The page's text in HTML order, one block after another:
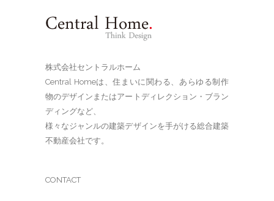
株式会社セントラルホーム
Central Homeは、住まいに関わる、あらゆる制作
物のデザインまたはアートディレクション・ブラン
ディングなど、
様々なジャンルの建築デザインを手がける総合建築
不動産会社です。
CONTACT